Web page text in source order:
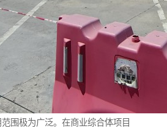
围极为广泛。在商业综合体项目